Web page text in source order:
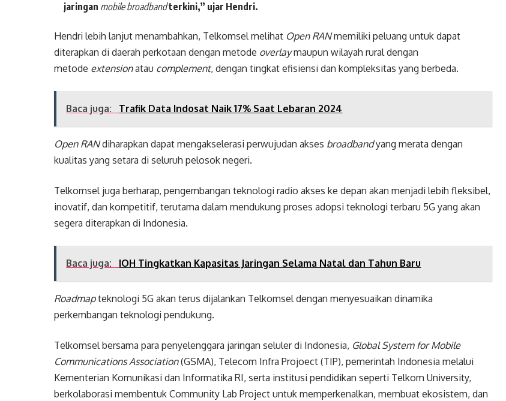
jaringan mobilebroadbandterkini,” ujar Hendri.
Hendri lebih lanjut menambahkan, Telkomsel melihat Open RANmemiliki peluang untuk dapat
diterapkan di daerah perkotaan dengan metode overlaymaupun wilayah rural dengan
metode extensionatau complement, dengan tingkat efisiensi dan kompleksitas yang berbeda.
Baca juga: Trafik Data Indosat Naik 17% Saat Lebaran 2024
Open RANdiharapkan dapat mengakselerasi perwujudan akses broadbandyang merata dengan
kualitas yang setara di seluruh pelosok negeri.
Telkomsel juga berharap, pengembangan teknologi radio akses ke depan akan menjadi lebih fleksibel,
inovatif, dan kompetitif, terutama dalam mendukung proses adopsi teknologi terbaru 5G yang akan
segera diterapkan di Indonesia.
Baca juga: IOH Tingkatkan Kapasitas Jaringan Selama Natal dan Tahun Baru
Roadmapteknologi 5G akan terus dijalankan Telkomsel dengan menyesuaikan dinamika
perkembangan teknologi pendukung.
Telkomsel bersama para penyelenggara jaringan seluler di Indonesia, Global System for Mobile
Communications Association(GSMA), Telecom Infra Projoect (TIP), pemerintah Indonesia melalui
Kementerian Komunikasi dan Informatika RI, serta institusi pendidikan seperti Telkom University,
berkolaborasi membentuk Community Lab Project untuk memperkenalkan, membuat ekosistem, dan